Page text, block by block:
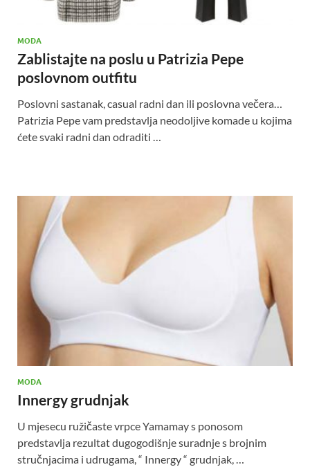
MODA
Zablistajte na poslu u Patrizia Pepe
poslovnom outfitu
Poslovni sastanak, casual radni dan ili poslovna večera…
Patrizia Pepe vam predstavlja neodoljive komade u kojima
ćete svaki radni dan odraditi …
MODA
Innergy grudnjak
U mjesecu ružičaste vrpce Yamamay s ponosom
predstavlja rezultat dugogodišnje suradnje s brojnim
stručnjacima i udrugama, “ Innergy “ grudnjak, …